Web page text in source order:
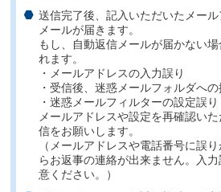
送信完了後、記入いただいたメー
メールが届きます。
もし、自動返信メールが届かない
れます。
・メールアドレスの入力誤り
・受信後、迷惑メールフォルダへ
・迷惑メールフィルターの設定誤り
メールアドレスや設定を再確認い
信をお願いします。
（メールアドレスや電話番号に誤
らお返事の連絡が出来ません。入
意ください。）